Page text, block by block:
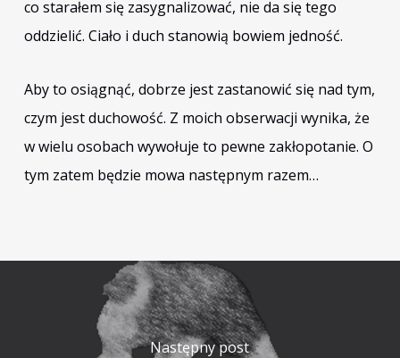
co starałem się zasygnalizować, nie da się tego
oddzielić. Ciało i duch stanowią bowiem jedność.
Aby to osiągnąć, dobrze jest zastanowić się nad tym,
czym jest duchowość. Z moich obserwacji wynika, że
w wielu osobach wywołuje to pewne zakłopotanie. O
tym zatem będzie mowa następnym razem…
Następny post